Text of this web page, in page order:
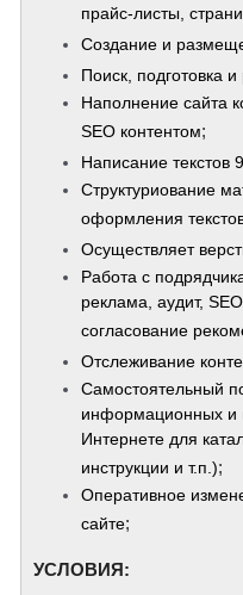
прайс-листы,
Создание и
Поиск, подготовка
Наполнение сайта
SEO контентом;
Написание текстов
Структуриование
оформления
Осуществляет
Работа с
реклама, аудит,
согласование
Отслеживание
Самостоятельный
информационных и
Интернете для
инструкции и т.п.);
Оперативное
сайте;
​УСЛОВИЯ: